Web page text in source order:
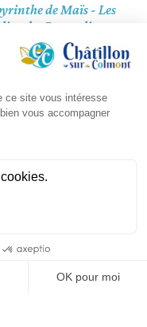
de Maïs - Les
des Renaudies
14 juil. 2026
pour tous, Marpa